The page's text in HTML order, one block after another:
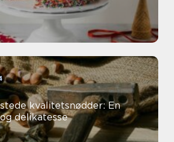
kvalitetsnødder: En
delikatesse